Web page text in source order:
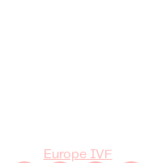
Europe IVF